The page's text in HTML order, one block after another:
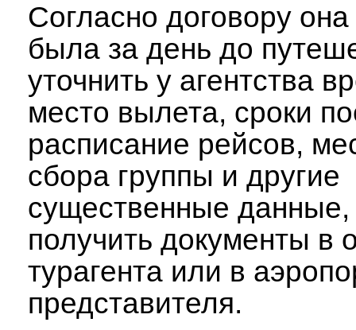
Согласно договору
была за день до
уточнить у агентства
место вылета, сроки
расписание рейсов,
сбора группы и другие
существенные данные,
получить документы в
турагента или в
представителя.